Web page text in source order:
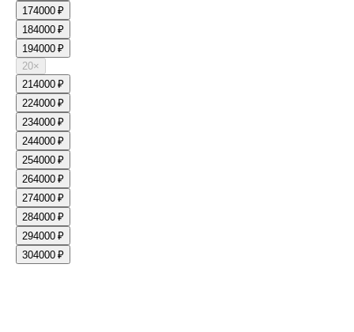
174000 ₽
184000 ₽
194000 ₽
20×
214000 ₽
224000 ₽
234000 ₽
244000 ₽
254000 ₽
264000 ₽
274000 ₽
284000 ₽
294000 ₽
304000 ₽